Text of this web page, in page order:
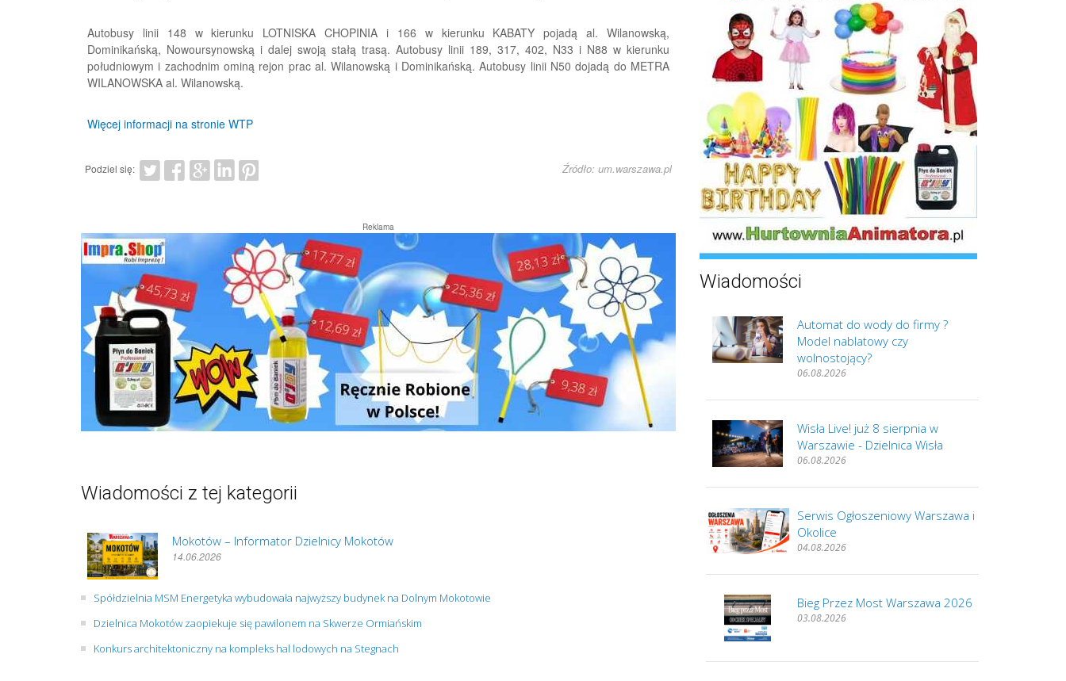
Autobusy linii 148 w kierunku LOTNISKA CHOPINIA i 166 w kierunku KABATY pojadą al. Wilanowską,
Dominikańską, Nowoursynowską i dalej swoją stałą trasą. Autobusy linii 189, 317, 402, N33 i N88 w kierunku
południowym i zachodnim ominą rejon prac al. Wilanowską i Dominikańską. Autobusy linii N50 dojadą do METRA
WILANOWSKA al. Wilanowską.
Więcej informacji na stronie WTP
Podziel się: Źródło: um.warszawa.pl
Reklama
Wiadomości z tej kategorii
Mokotów – Informator Dzielnicy Mokotów
14.06.2026
Spółdzielnia MSM Energetyka wybudowała najwyższy budynek na Dolnym Mokotowie
Dzielnica Mokotów zaopiekuje się pawilonem na Skwerze Ormiańskim
Konkurs architektoniczny na kompleks hal lodowych na Stegnach
Wiadomości
Automat do wody do firmy ?
Model nablatowy czy
wolnostojący?
06.08.2026
Wisła Live! już 8 sierpnia w
Warszawie - Dzielnica Wisła
06.08.2026
Serwis Ogłoszeniowy Warszawa i
Okolice
04.08.2026
Bieg Przez Most Warszawa 2026
03.08.2026